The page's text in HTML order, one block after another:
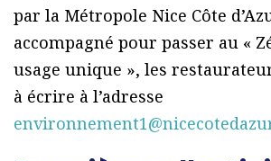
par la Métropole Nice Côte
accompagné pour passer au «
usage unique », les
à écrire à l’adresse